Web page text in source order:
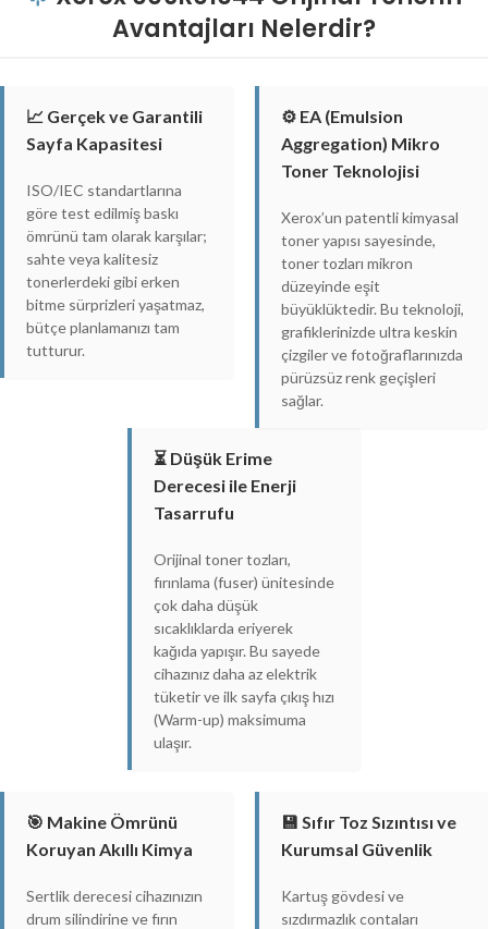
Avantajları Nelerdir?
📈 Gerçek ve Garantili
Sayfa Kapasitesi
ISO/IEC standartlarına
göre test edilmiş baskı
ömrünü tam olarak karşılar;
sahte veya kalitesiz
tonerlerdeki gibi erken
bitme sürprizleri yaşatmaz,
bütçe planlamanızı tam
tutturur.
⚙️ EA (Emulsion
Aggregation) Mikro
Toner Teknolojisi
Xerox’un patentli kimyasal
toner yapısı sayesinde,
toner tozları mikron
düzeyinde eşit
büyüklüktedir. Bu teknoloji,
grafiklerinizde ultra keskin
çizgiler ve fotoğraflarınızda
pürüzsüz renk geçişleri
sağlar.
⏳ Düşük Erime
Derecesi ile Enerji
Tasarrufu
Orijinal toner tozları,
fırınlama (fuser) ünitesinde
çok daha düşük
sıcaklıklarda eriyerek
kağıda yapışır. Bu sayede
cihazınız daha az elektrik
tüketir ve ilk sayfa çıkış hızı
(Warm-up) maksimuma
ulaşır.
🎯 Makine Ömrünü
Koruyan Akıllı Kimya
Sertlik derecesi cihazınızın
drum silindirine ve fırın
💾 Sıfır Toz Sızıntısı ve
Kurumsal Güvenlik
Kartuş gövdesi ve
sızdırmazlık contaları